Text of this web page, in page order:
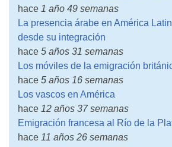
hace 1 año 49 semanas
La presencia árabe en América
desde su integración
hace 5 años 31 semanas
Los móviles de la emigración
hace 5 años 16 semanas
Los vascos en América
hace 12 años 37 semanas
Emigración francesa al Río de la
hace 11 años 26 semanas